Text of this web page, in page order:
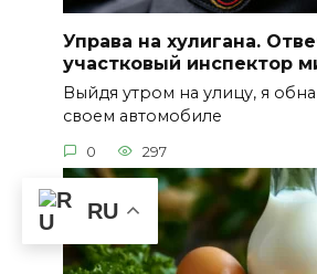
Управа на хулигана.
участковый инспектор
Выйдя утром на улицу, я
своем автомобиле
0 297
RU